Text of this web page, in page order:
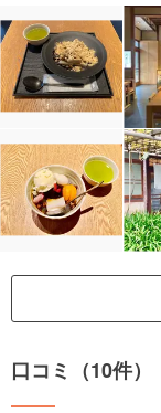
口コミ（10件）